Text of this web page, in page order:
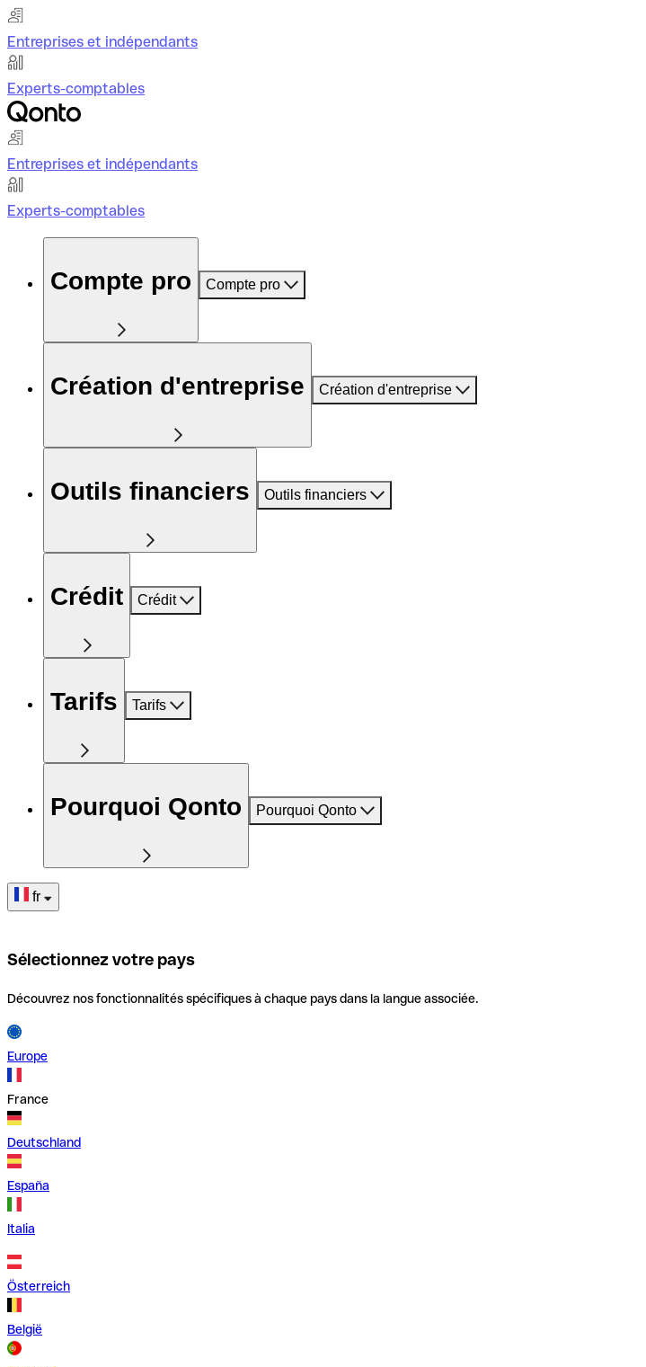
Entreprises et indépendants
Experts-comptables
Entreprises et indépendants
Experts-comptables
Compte pro Compte pro
Création d'entreprise Création d'entreprise
Outils financiers Outils financiers
Crédit Crédit
Tarifs Tarifs
Pourquoi Qonto Pourquoi Qonto
fr
Sélectionnez votre pays
Découvrez nos fonctionnalités spécifiques à chaque pays dans la langue associée.
Europe
France
Deutschland
España
Italia
Österreich
België